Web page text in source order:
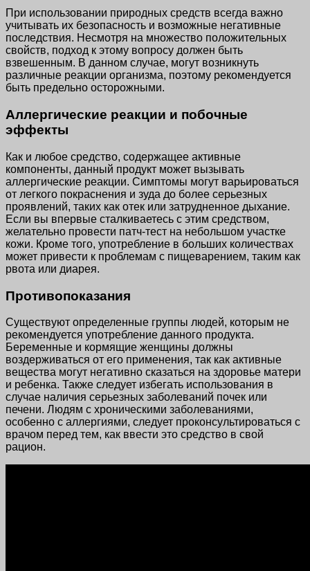
При использовании природных средств всегда важно
учитывать их безопасность и возможные негативные
последствия. Несмотря на множество положительных
свойств, подход к этому вопросу должен быть
взвешенным. В данном случае, могут возникнуть
различные реакции организма, поэтому рекомендуется
быть предельно осторожными.
Аллергические реакции и побочные
эффекты
Как и любое средство, содержащее активные
компоненты, данный продукт может вызывать
аллергические реакции. Симптомы могут варьироваться
от легкого покраснения и зуда до более серьезных
проявлений, таких как отек или затрудненное дыхание.
Если вы впервые сталкиваетесь с этим средством,
желательно провести патч-тест на небольшом участке
кожи. Кроме того, употребление в больших количествах
может привести к проблемам с пищеварением, таким как
рвота или диарея.
Противопоказания
Существуют определенные группы людей, которым не
рекомендуется употребление данного продукта.
Беременные и кормящие женщины должны
воздерживаться от его применения, так как активные
вещества могут негативно сказаться на здоровье матери
и ребенка. Также следует избегать использования в
случае наличия серьезных заболеваний почек или
печени. Людям с хроническими заболеваниями,
особенно с аллергиями, следует проконсультироваться с
врачом перед тем, как ввести это средство в свой
рацион.